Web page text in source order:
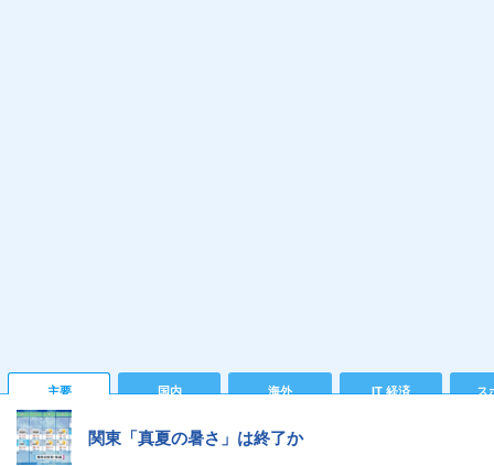
主要 国内 海外 IT 経済 ス
関東「真夏の暑さ」は終了か